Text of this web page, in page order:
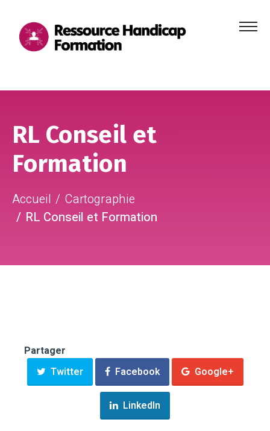
Menu
RL Conseil et
Formation
Accueil
Cartographie
RL Conseil et Formation
Partager
Twitter
Facebook Google+
LinkedIn